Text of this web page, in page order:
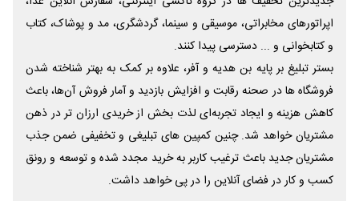
اپراتورهای مخابراتی، موسیقی و سینما، گردشگری، مد و پوشاک، کتاب
و کتابخوانی و ... دسترسی پیدا کنند.
بستر تبلیغ بر پایه بن هدیه و آفر، علاوه بر کمک به بهتر شناخته شدن
فروشگاه ها در صحنه رقابت و افزایش بازدید و آمار فروش آن‌ها، باعث
کاهش هزینه و ایجاد تجربه‌ای لذت بخش از خریدی ارزان تر در ذهن
مشتریان خواهد شد. چنین کمپین های تبلیغی و تخفیفی ضمن جذب
مشتریان جدید باعث ترغیب کاربر به خرید مجدد شده و توسعه و رونق
کسب و کار در فضای آنلاین را در پی خواهد داشت.